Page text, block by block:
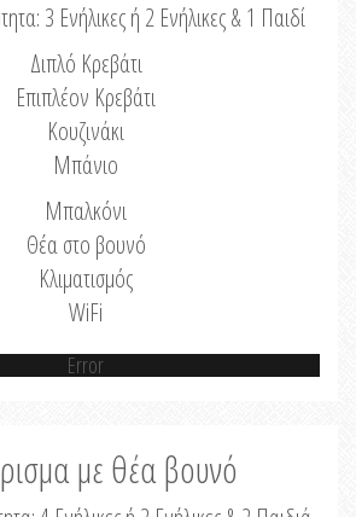
3 Ενήλικες ή 2 Ενήλικες & 1 Παιδί
Διπλό Κρεβάτι
Επιπλέον Κρεβάτι
Κουζινάκι
Μπάνιο
Μπαλκόνι
Θέα στο βουνό
Κλιματισμός
WiFi
Error
με θέα βουνό